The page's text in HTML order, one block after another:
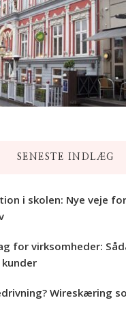
SENESTE INDLÆG
i skolen: Nye veje
for virksomheder:
Wireskæring